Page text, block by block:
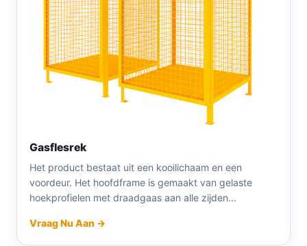
Gasflesrek
Het product bestaat uit een kooilichaam en een
voordeur. Het hoofdframe is gemaakt van gelaste
hoekprofielen met draadgaas aan alle zijden...
Vraag Nu Aan →